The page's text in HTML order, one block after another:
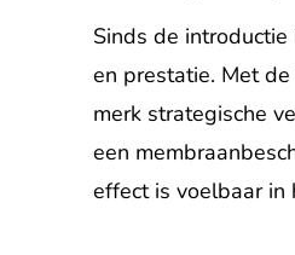
Sinds de
en prestatie. Met
merk strategische
een
effect is voelbaar in